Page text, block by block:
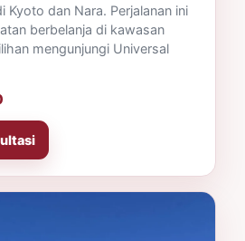
Kyoto dan Nara. Perjalanan ini
berbelanja di kawasan
mengunjungi Universal